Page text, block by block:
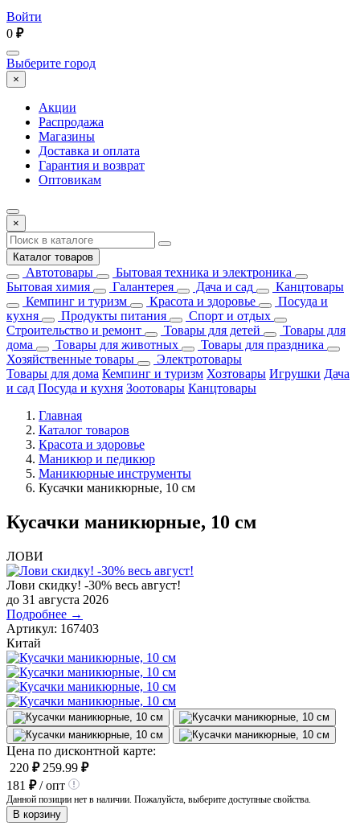
Войти
0 ₽
Выберите город
×
Акции
Распродажа
Магазины
Доставка и оплата
Гарантия и возврат
Оптовикам
×
Каталог товаров
Автотовары
Бытовая техника и электроника
Бытовая химия
Галантерея Дача и сад
Канцтовары
Кемпинг и туризм
Красота и здоровье
Посуда и
кухня
Продукты питания
Спорт и отдых
Строительство и ремонт
Товары для детей
Товары для
дома
Товары для животных
Товары для праздника
Хозяйственные товары
Электротовары
Товары для дома Кемпинг и туризм Хозтовары Игрушки Дача
и сад Посуда и кухня Зоотовары Канцтовары
Главная
Каталог товаров
Красота и здоровье
Маникюр и педикюр
Маникюрные инструменты
Кусачки маникюрные, 10 см
Кусачки маникюрные, 10 см
ЛОВИ
Лови скидку! -30% весь август!
до 31 августа 2026
Подробнее →
Артикул: 167403
Китай
Цена по дисконтной карте:
220 ₽ 259.99 ₽
181 ₽/ опт
Данной позиции нет в наличии. Пожалуйста, выберите доступные свойства.
В корзину